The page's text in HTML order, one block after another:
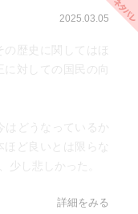
2025.03.05
の歴史に関してはほ
対しての国民の向
どうなっているか
ど良いとは限らな
少し悲しかった。
詳細をみる